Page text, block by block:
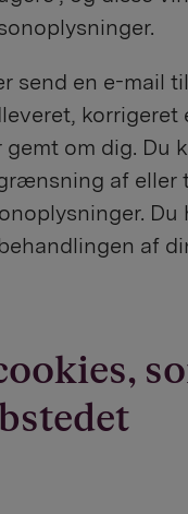
send en e-mail
korrigeret
om dig. Du
af eller
Du
af